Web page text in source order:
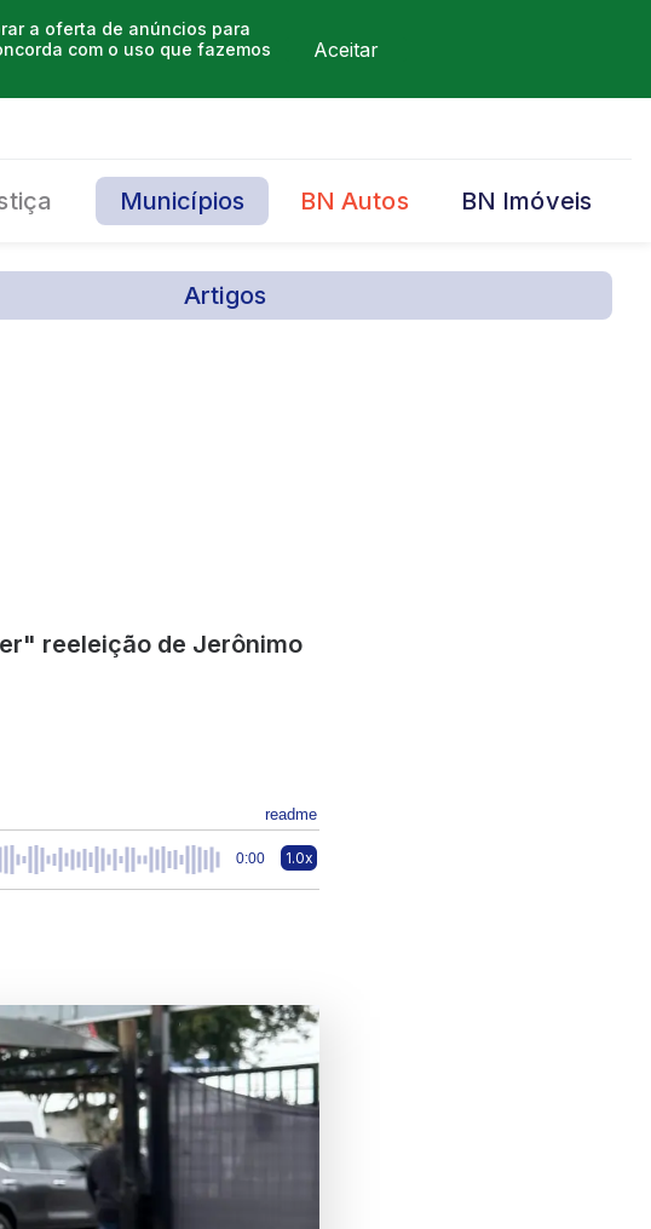
a oferta de anúncios para
com o uso que fazemos
Aceitar
Municípios BN Autos BN Imóveis
Artigos
reeleição de Jerônimo
readme
0:00 1.0x